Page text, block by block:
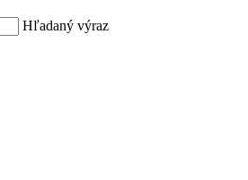
Hľadaný výraz